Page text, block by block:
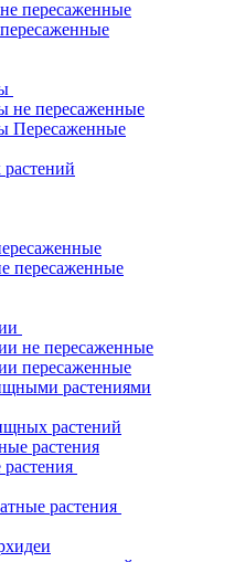
пересаженные
не пересаженные
Пересаженные
пересаженные
не пересаженные
пересаженные
растениями
растений
растения
растения